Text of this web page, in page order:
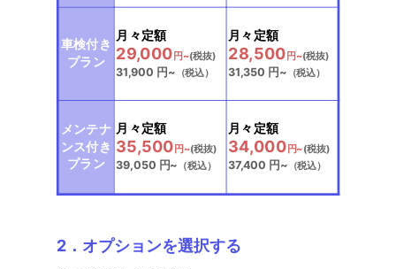
車検付き
プラン
月々定額
29,000 円~(税抜)
31,900 円~ （税込）
月々定額
28,500 円~(税抜)
31,350 円~ （税込）
メンテナ
ンス付き
プラン
月々定額
35,500 円~(税抜)
39,050 円~ （税込）
月々定額
34,000 円~(税抜)
37,400 円~ （税込）
2．オプションを選択する